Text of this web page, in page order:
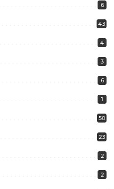
6
43
4
3
6
1
50
23
2
2